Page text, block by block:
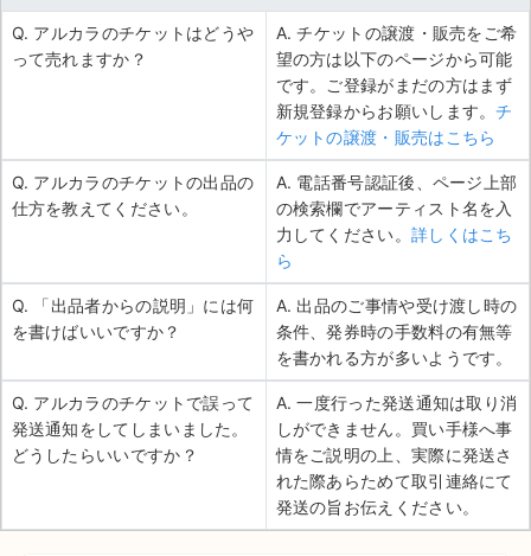
Q. アルカラのチケットはどうや
って売れますか？
A. チケットの譲渡・販売をご希
望の方は以下のページから可能
です。ご登録がまだの方はまず
新規登録からお願いします。チ
ケットの譲渡・販売はこちら
Q. アルカラのチケットの出品の
仕方を教えてください。
A. 電話番号認証後、ページ上部
の検索欄でアーティスト名を入
力してください。 詳しくはこち
ら
Q. 「出品者からの説明」には何
を書けばいいですか？
A. 出品のご事情や受け渡し時の
条件、発券時の手数料の有無等
を書かれる方が多いようです。
Q. アルカラのチケットで誤って
発送通知をしてしまいました。
どうしたらいいですか？
A. 一度行った発送通知は取り消
しができません。買い手様へ事
情をご説明の上、実際に発送さ
れた際あらためて取引連絡にて
発送の旨お伝えください。